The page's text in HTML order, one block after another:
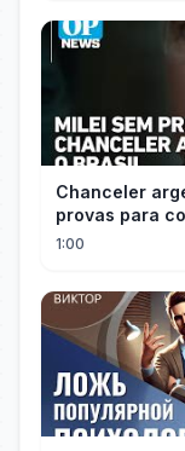
Chanceler
provas para
Milei contra
1:00